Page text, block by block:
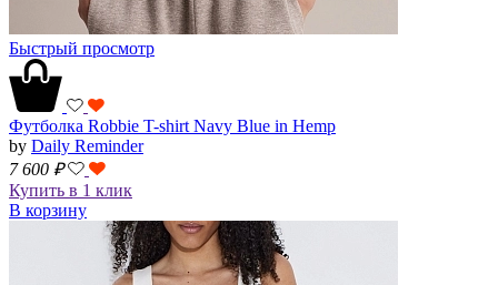
Быстрый просмотр
Футболка Robbie T-shirt Navy Blue in Hemp
by Daily Reminder
7 600 ₽
Купить в 1 клик
В корзину